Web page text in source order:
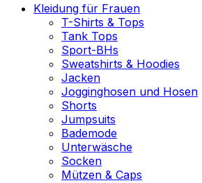
Kleidung für Frauen
T-Shirts & Tops
Tank Tops
Sport-BHs
Sweatshirts & Hoodies
Jacken
Jogginghosen und Hosen
Shorts
Jumpsuits
Bademode
Unterwäsche
Socken
Mützen & Caps